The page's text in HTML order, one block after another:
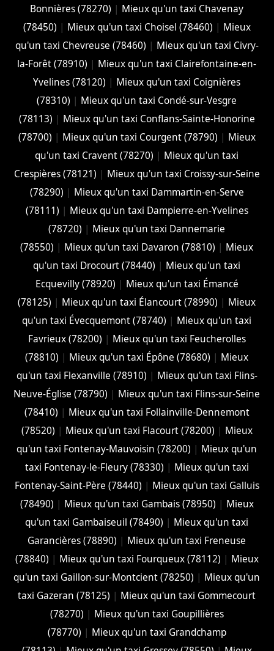
Bonnières (78270) | Mieux qu'un taxi Chavenay
(78450) | Mieux qu'un taxi Choisel (78460) | Mieux
qu'un taxi Chevreuse (78460) | Mieux qu'un taxi Civry-
la-Forêt (78910) | Mieux qu'un taxi Clairefontaine-en-
Yvelines (78120) | Mieux qu'un taxi Coignières
(78310) | Mieux qu'un taxi Condé-sur-Vesgre
(78113) | Mieux qu'un taxi Conflans-Sainte-Honorine
(78700) | Mieux qu'un taxi Courgent (78790) | Mieux
qu'un taxi Cravent (78270) | Mieux qu'un taxi
Crespières (78121) | Mieux qu'un taxi Croissy-sur-Seine
(78290) | Mieux qu'un taxi Dammartin-en-Serve
(78111) | Mieux qu'un taxi Dampierre-en-Yvelines
(78720) | Mieux qu'un taxi Dannemarie
(78550) | Mieux qu'un taxi Davaron (78810) | Mieux
qu'un taxi Drocourt (78440) | Mieux qu'un taxi
Ecquevilly (78920) | Mieux qu'un taxi Émancé
(78125) | Mieux qu'un taxi Élancourt (78990) | Mieux
qu'un taxi Évecquemont (78740) | Mieux qu'un taxi
Favrieux (78200) | Mieux qu'un taxi Feucherolles
(78810) | Mieux qu'un taxi Épône (78680) | Mieux
qu'un taxi Flexanville (78910) | Mieux qu'un taxi Flins-
Neuve-Église (78790) | Mieux qu'un taxi Flins-sur-Seine
(78410) | Mieux qu'un taxi Follainville-Dennemont
(78520) | Mieux qu'un taxi Flacourt (78200) | Mieux
qu'un taxi Fontenay-Mauvoisin (78200) | Mieux qu'un
taxi Fontenay-le-Fleury (78330) | Mieux qu'un taxi
Fontenay-Saint-Père (78440) | Mieux qu'un taxi Galluis
(78490) | Mieux qu'un taxi Gambais (78950) | Mieux
qu'un taxi Gambaiseuil (78490) | Mieux qu'un taxi
Garancières (78890) | Mieux qu'un taxi Freneuse
(78840) | Mieux qu'un taxi Fourqueux (78112) | Mieux
qu'un taxi Gaillon-sur-Montcient (78250) | Mieux qu'un
taxi Gazeran (78125) | Mieux qu'un taxi Gommecourt
(78270) | Mieux qu'un taxi Goupillières
(78770) | Mieux qu'un taxi Grandchamp